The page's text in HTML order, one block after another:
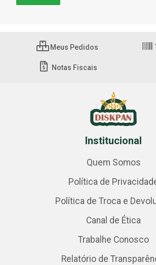
Meus Pedidos
Notas Fiscais
Institucional
Quem Somos
Política de
Política de Troca e
Canal de Ética
Trabalhe Conosco
Relatório de